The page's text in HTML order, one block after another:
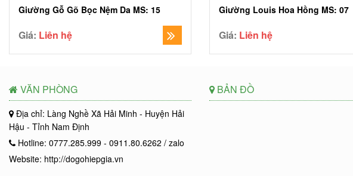
Giường Gỗ Gõ Bọc Nệm Da MS: 15
Giá: Liên hệ
Giường Louis Hoa Hồng MS: 07
Giá: Liên hệ
VĂN PHÒNG
Địa chỉ: Làng Nghề Xã Hải Minh - Huyện Hải
Hậu - Tỉnh Nam Định
Hotline: 0777.285.999 - 0911.80.6262 / zalo
Website: http://dogohiepgia.vn
BẢN ĐỒ